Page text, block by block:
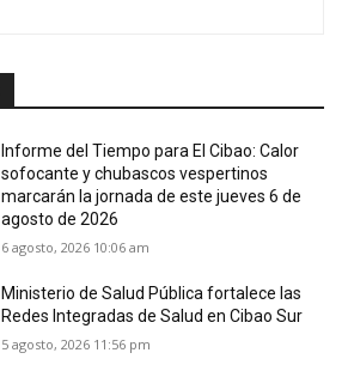
Informe del Tiempo para El Cibao: Calor
sofocante y chubascos vespertinos
marcarán la jornada de este jueves 6 de
agosto de 2026
6 agosto, 2026 10:06 am
Ministerio de Salud Pública fortalece las
Redes Integradas de Salud en Cibao Sur
5 agosto, 2026 11:56 pm